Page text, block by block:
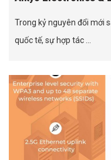
Trong kỷ nguyên đổi mới
quốc tế, sự hợp tác ...